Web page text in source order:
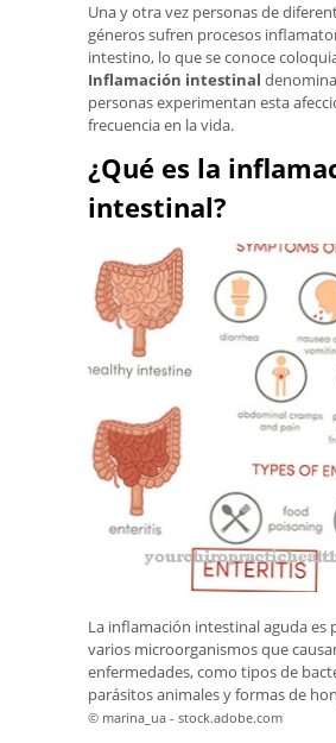
Una y otra vez personas de
géneros sufren procesos
intestino, lo que se conoce
Inflamación intestinal
personas experimentan esta
frecuencia en la vida.
¿Qué es la
intestinal?
La inflamación intestinal aguda es
varios microorganismos que
enfermedades, como tipos de
parásitos animales y formas de
© marina_ua - stock.adobe.com